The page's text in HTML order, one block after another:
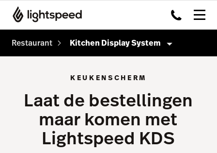
Restaurant Kitchen Display System
Kassasysteem
Payments
Kitchen Display System
KEUKENSCHERM
Laat de bestellingen
maar komen met
Lightspeed KDS